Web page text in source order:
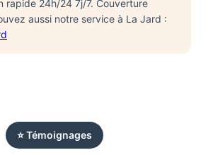
rapide 24h/24 7j/7. Couverture
aussi notre service à La Jard :
⭐ Témoignages